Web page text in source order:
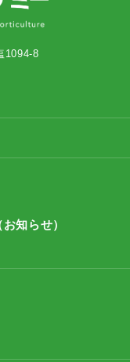
1094-8
知らせ）